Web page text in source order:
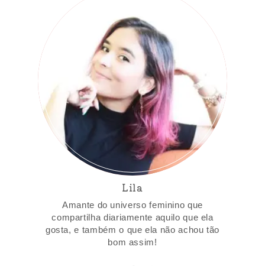
Lila
Amante do universo feminino que
compartilha diariamente aquilo que ela
gosta, e também o que ela não achou tão
bom assim!